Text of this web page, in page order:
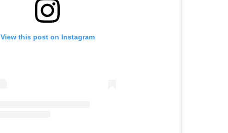
View this post on Instagram